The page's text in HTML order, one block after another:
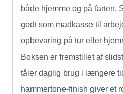
både hjemme og på farten.
godt som madkasse til
opbevaring på tur eller
Boksen er fremstillet af
tåler daglig brug i længere
hammertone-finish giver et